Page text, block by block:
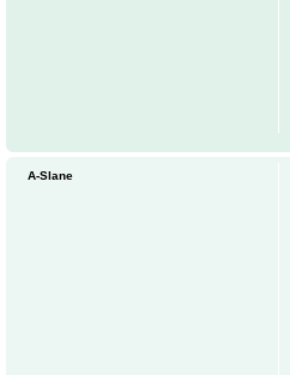
A-Slane